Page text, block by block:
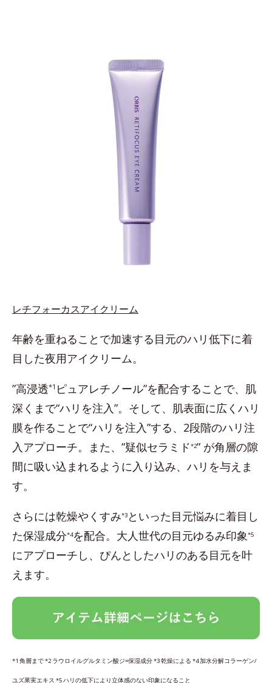
レチフォーカスアイクリーム
年齢を重ねることで加速する目元のハリ低下に着
目した夜用アイクリーム。
”高浸透*1 ピュアレチノール”を配合することで、肌
深くまで“ハリを注入”。そして、肌表面に広くハリ
膜を作ることで“ハリを注入”する、2段階のハリ注
入アプローチ。また、”疑似セラミド*2” が角層の隙
間に吸い込まれるように入り込み、ハリを与えま
す。
さらには乾燥やくすみ*3 といった目元悩みに着目し
た保湿成分*4を配合。大人世代の目元ゆるみ印象 *5
にアプローチし、ぴんとしたハリのある目元を叶
えます。
*1 角層まで *2 ラウロイルグルタミン酸ジ=保湿成分 *3 乾燥による *4 加水分解コラーゲン/
ユズ果実エキス *5 ハリの低下により立体感のない印象になること